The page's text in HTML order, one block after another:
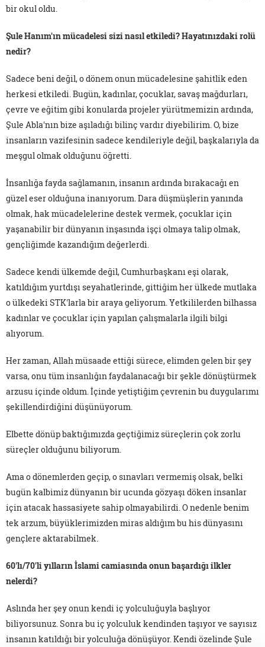
bir okul oldu.
Şule Hanım'ın mücadelesi sizi nasıl etkiledi? Hayatınızdaki rolü
nedir?
Sadece beni değil, o dönem onun mücadelesine şahitlik eden
herkesi etkiledi. Bugün, kadınlar, çocuklar, savaş mağdurları,
çevre ve eğitim gibi konularda projeler yürütmemizin ardında,
Şule Abla'nın bize aşıladığı bilinç vardır diyebilirim. O, bize
insanların vazifesinin sadece kendileriyle değil, başkalarıyla da
meşgul olmak olduğunu öğretti.
İnsanlığa fayda sağlamanın, insanın ardında bırakacağı en
güzel eser olduğuna inanıyorum. Dara düşmüşlerin yanında
olmak, hak mücadelelerine destek vermek, çocuklar için
yaşanabilir bir dünyanın inşasında işçi olmaya talip olmak,
gençliğimde kazandığım değerlerdi.
Sadece kendi ülkemde değil, Cumhurbaşkanı eşi olarak,
katıldığım yurtdışı seyahatlerinde, gittiğim her ülkede mutlaka
o ülkedeki STK'larla bir araya geliyorum. Yetkililerden bilhassa
kadınlar ve çocuklar için yapılan çalışmalarla ilgili bilgi
alıyorum.
Her zaman, Allah müsaade ettiği sürece, elimden gelen bir şey
varsa, onu tüm insanlığın faydalanacağı bir şekle dönüştürmek
arzusu içinde oldum. İçinde yetiştiğim çevrenin bu duygularımı
şekillendirdiğini düşünüyorum.
Elbette dönüp baktığımızda geçtiğimiz süreçlerin çok zorlu
süreçler olduğunu biliyorum.
Ama o dönemlerden geçip, o sınavları vermemiş olsak, belki
bugün kalbimiz dünyanın bir ucunda gözyaşı döken insanlar
için atacak hassasiyete sahip olmayabilirdi. O nedenle benim
tek arzum, büyüklerimizden miras aldığım bu his dünyasını
gençlere aktarabilmek.
60'lı/70'li yılların İslami camiasında onun başardığı ilkler
nelerdi?
Aslında her şey onun kendi iç yolculuğuyla başlıyor
biliyorsunuz. Sonra bu iç yolculuk kendinden taşıyor ve sayısız
insanın katıldığı bir yolculuğa dönüşüyor. Kendi özelinde Şule